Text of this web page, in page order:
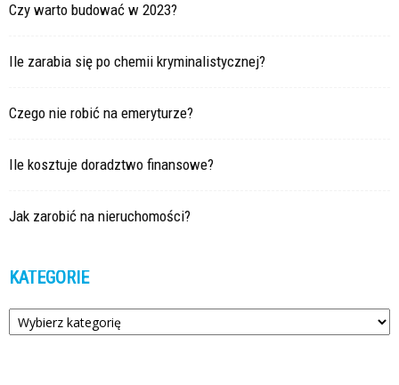
Czy warto budować w 2023?
Ile zarabia się po chemii kryminalistycznej?
Czego nie robić na emeryturze?
Ile kosztuje doradztwo finansowe?
Jak zarobić na nieruchomości?
KATEGORIE
Kategorie